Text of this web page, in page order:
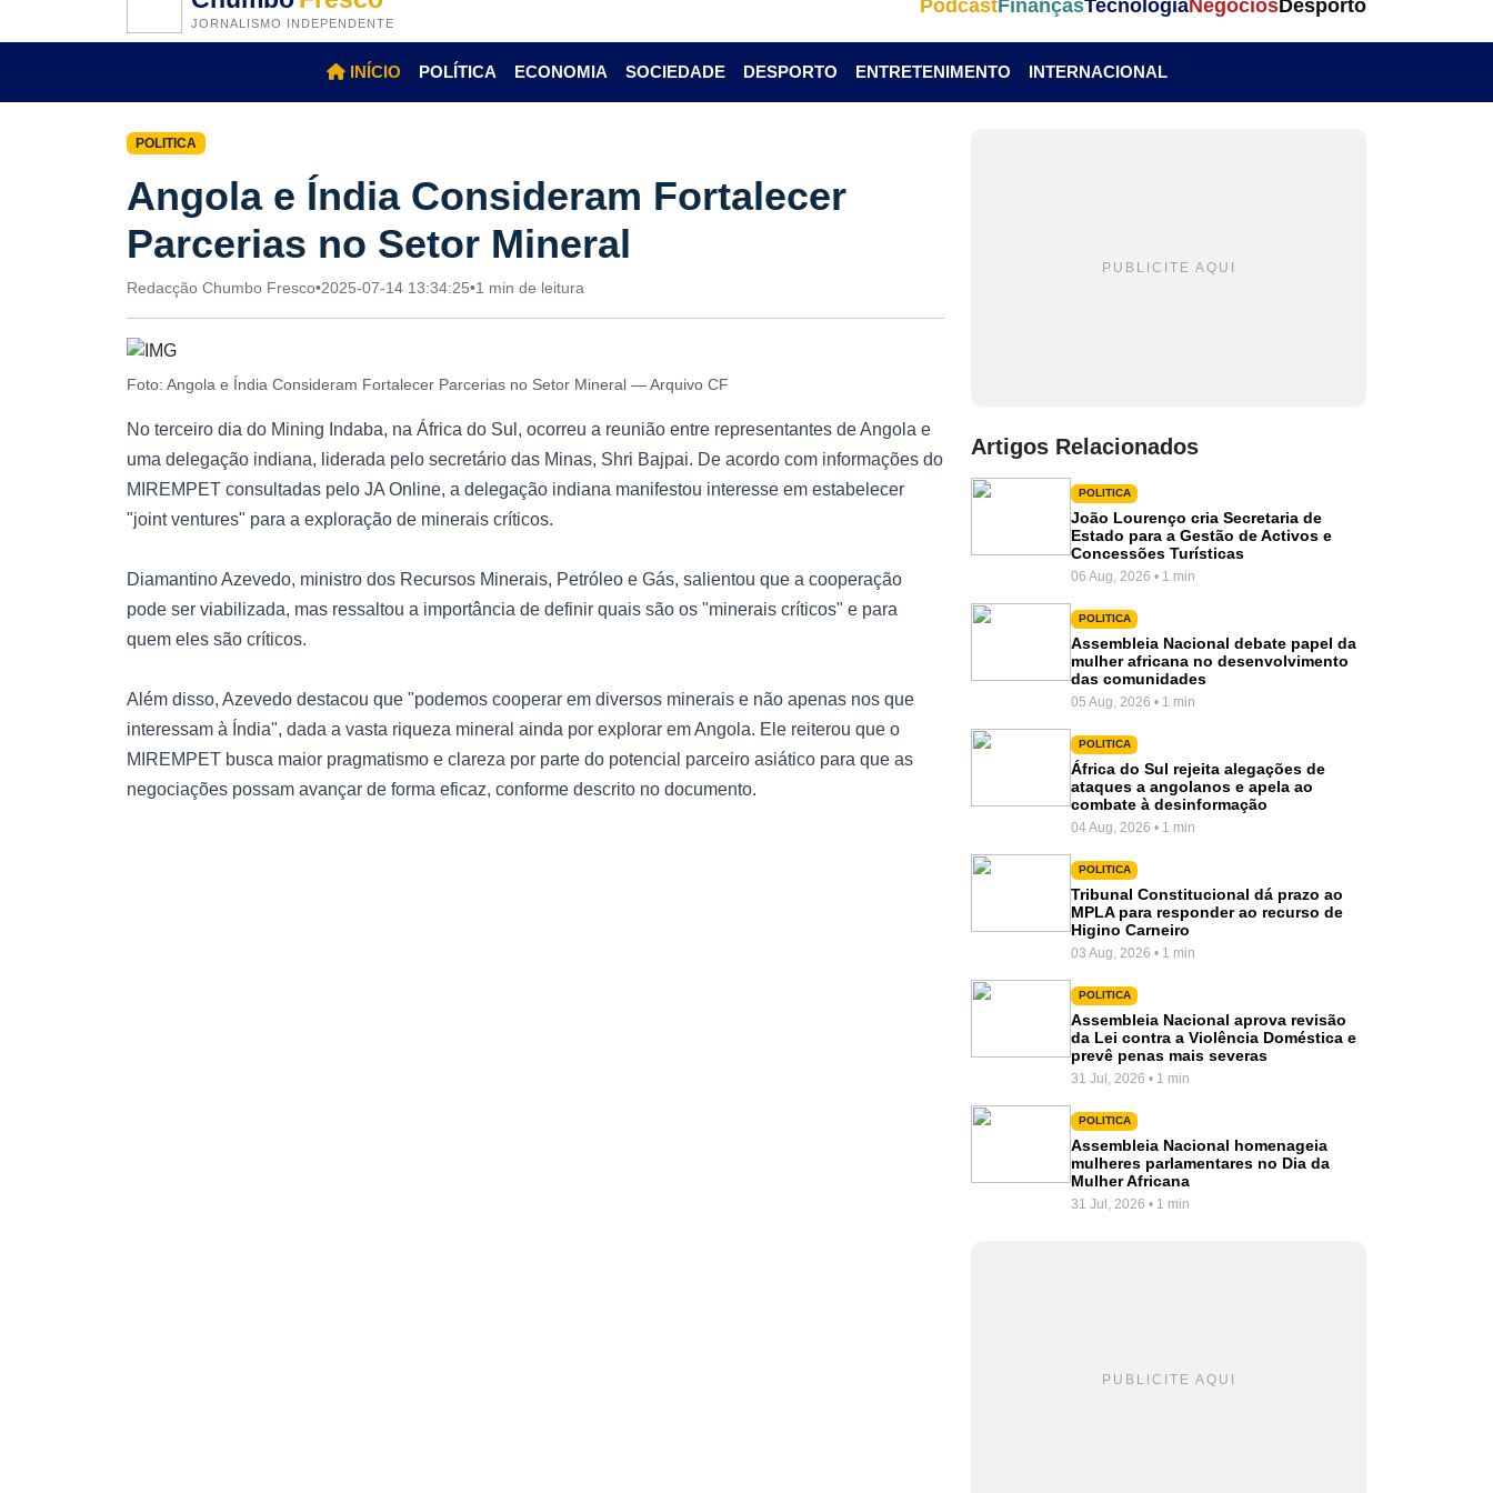
JORNALISMO INDEPENDENTE
PodcastFinançasTecnologiaNegóciosDesporto
INÍCIO POLÍTICA ECONOMIA SOCIEDADE DESPORTO ENTRETENIMENTO INTERNACIONAL
POLITICA
Angola e Índia Consideram Fortalecer
Parcerias no Setor Mineral
Redacção Chumbo Fresco•2025-07-14 13:34:25•1 min de leitura
Foto: Angola e Índia Consideram Fortalecer Parcerias no Setor Mineral — Arquivo CF
No terceiro dia do Mining Indaba, na África do Sul, ocorreu a reunião entre representantes de Angola e
uma delegação indiana, liderada pelo secretário das Minas, Shri Bajpai. De acordo com informações do
MIREMPET consultadas pelo JA Online, a delegação indiana manifestou interesse em estabelecer
"joint ventures" para a exploração de minerais críticos.
Diamantino Azevedo, ministro dos Recursos Minerais, Petróleo e Gás, salientou que a cooperação
pode ser viabilizada, mas ressaltou a importância de definir quais são os "minerais críticos" e para
quem eles são críticos.
Além disso, Azevedo destacou que "podemos cooperar em diversos minerais e não apenas nos que
interessam à Índia", dada a vasta riqueza mineral ainda por explorar em Angola. Ele reiterou que o
MIREMPET busca maior pragmatismo e clareza por parte do potencial parceiro asiático para que as
negociações possam avançar de forma eficaz, conforme descrito no documento.
PUBLICITE AQUI
Artigos Relacionados
POLITICA
João Lourenço cria Secretaria de
Estado para a Gestão de Activos e
Concessões Turísticas
06 Aug, 2026 • 1 min
POLITICA
Assembleia Nacional debate papel da
mulher africana no desenvolvimento
das comunidades
05 Aug, 2026 • 1 min
POLITICA
África do Sul rejeita alegações de
ataques a angolanos e apela ao
combate à desinformação
04 Aug, 2026 • 1 min
POLITICA
Tribunal Constitucional dá prazo ao
MPLA para responder ao recurso de
Higino Carneiro
03 Aug, 2026 • 1 min
POLITICA
Assembleia Nacional aprova revisão
da Lei contra a Violência Doméstica e
prevê penas mais severas
31 Jul, 2026 • 1 min
POLITICA
Assembleia Nacional homenageia
mulheres parlamentares no Dia da
Mulher Africana
31 Jul, 2026 • 1 min
PUBLICITE AQUI